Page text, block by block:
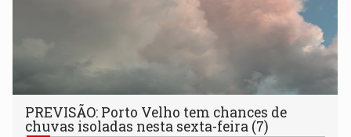
PREVISÃO: Porto Velho tem chances de
chuvas isoladas nesta sexta-feira (7)